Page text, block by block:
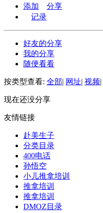
添加
分享
记录
好友的分享
我的分享
随便看看
按类型查看: 全部| 网址| 视频|
现在还没分享
友情链接
赴美生子
分类目录
400电话
孙悟空
小儿推拿培训
推拿培训
推拿培训
DMOZ目录